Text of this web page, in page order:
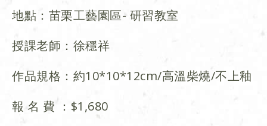
地點：苗栗工藝園區- 研習教室
授課老師：徐穩祥
作品規格：約10*10*12cm/高溫柴燒/不上釉
報 名 費 ：$1,680